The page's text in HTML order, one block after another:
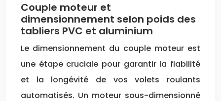
Couple moteur et
dimensionnement selon poids des
tabliers PVC et aluminium
Le dimensionnement du couple moteur est
une étape cruciale pour garantir la fiabilité
et la longévité de vos volets roulants
automatisés. Un moteur sous-dimensionné